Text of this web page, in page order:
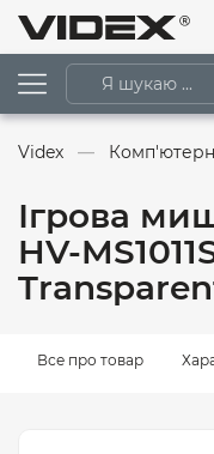
Videx
Ігрова
HV-
Все про товар